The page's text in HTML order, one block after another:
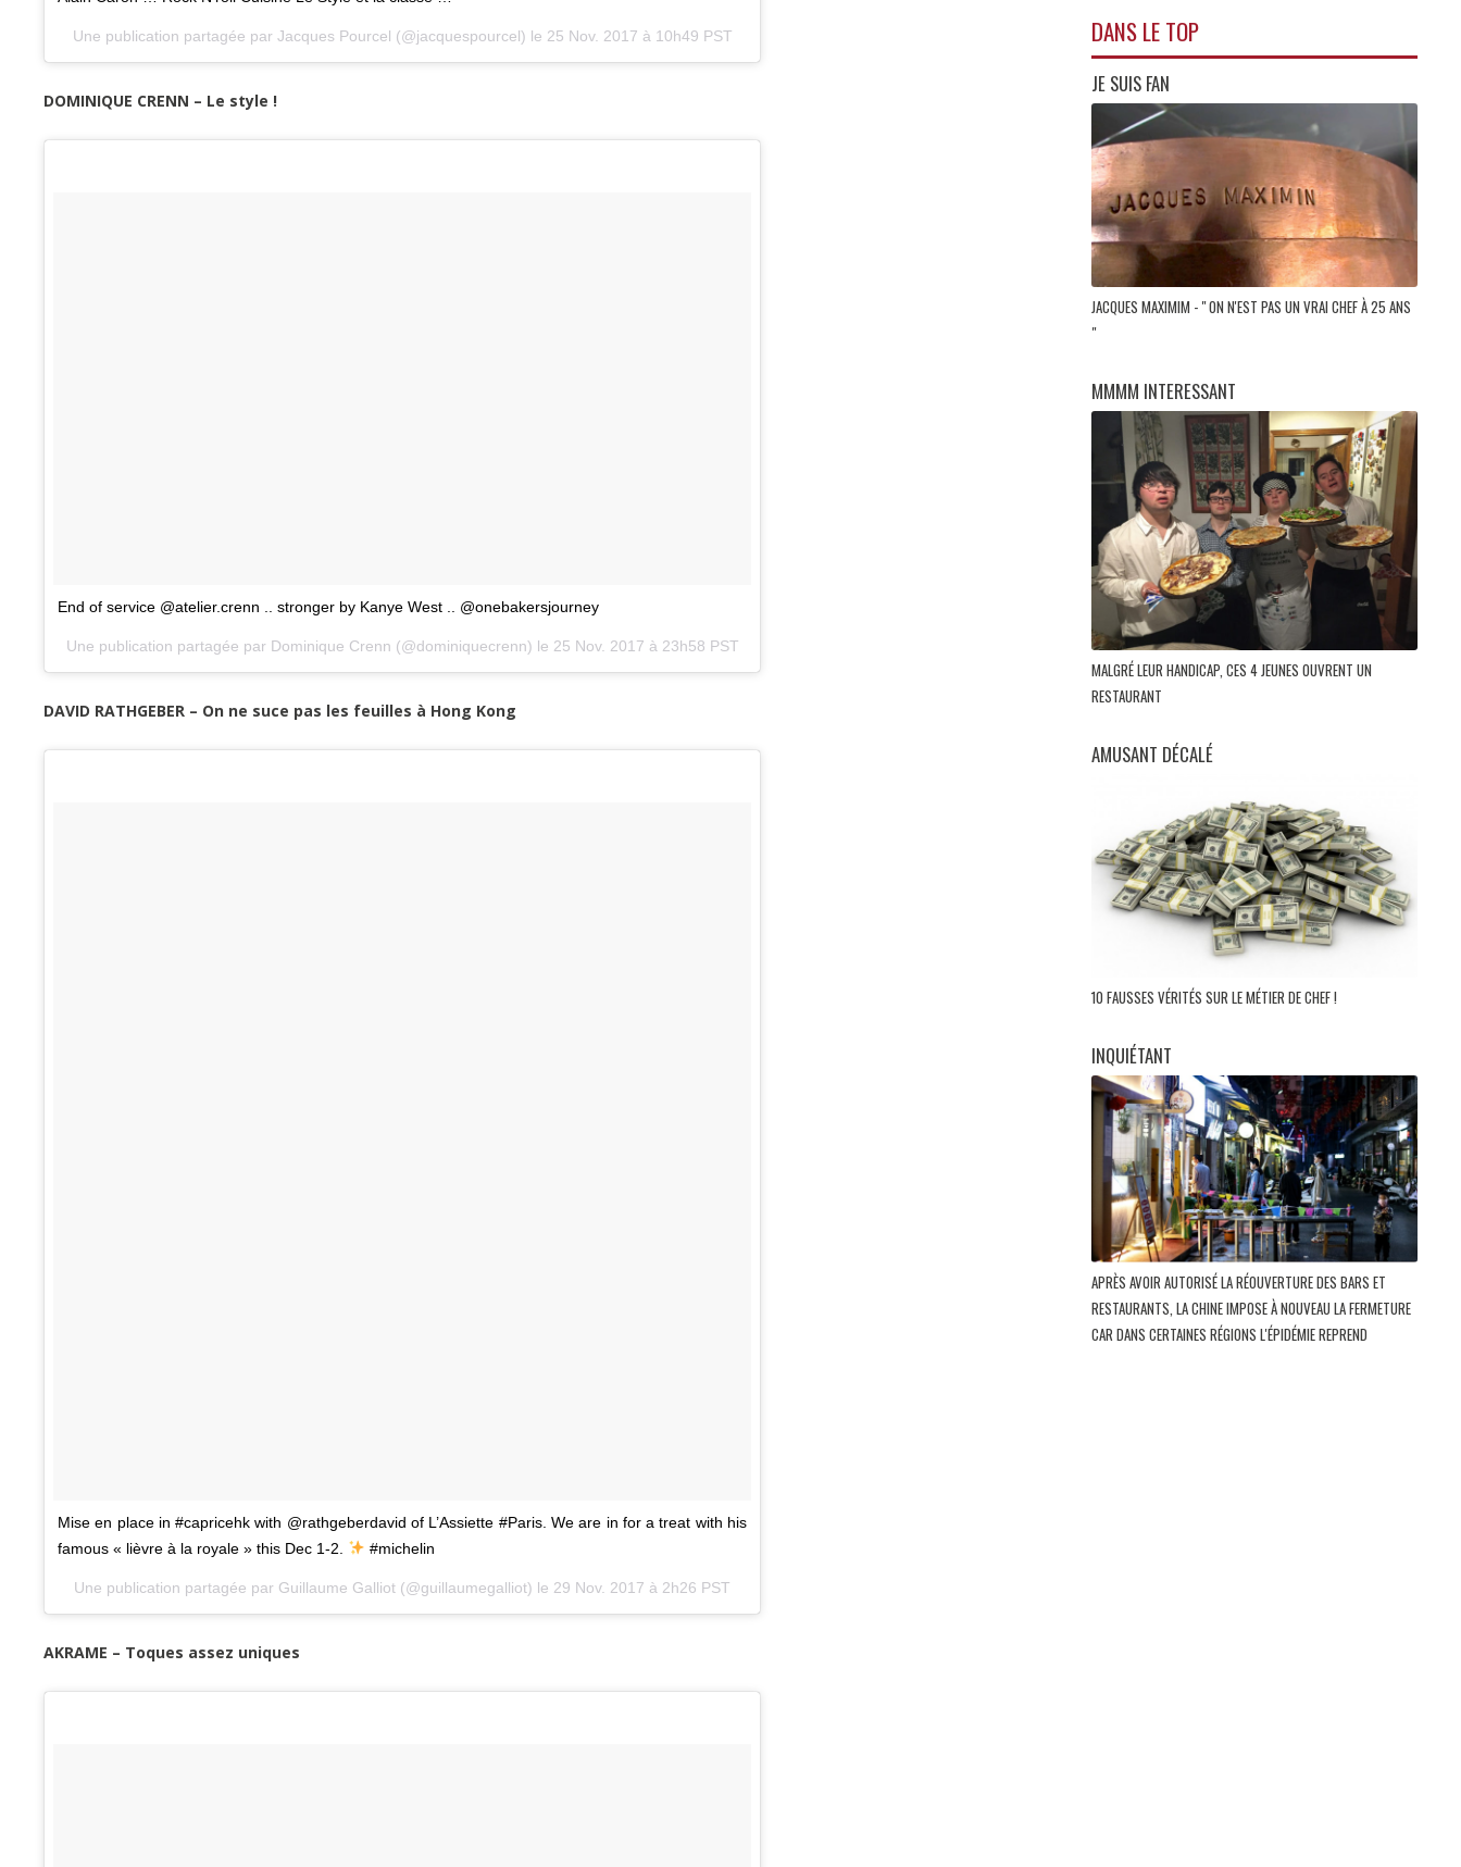
Une publication partagée par Jacques Pourcel (@jacquespourcel) le 25 Nov. 2017 à 10h49 PST
DOMINIQUE CRENN – Le style !
End of service @atelier.crenn .. stronger by Kanye West .. @onebakersjourney
Une publication partagée par Dominique Crenn (@dominiquecrenn) le 25 Nov. 2017 à 23h58 PST
DAVID RATHGEBER – On ne suce pas les feuilles à Hong Kong
Mise en place in #capricehk with @rathgeberdavid of L’Assiette #Paris. We are in for a treat with his
famous « lièvre à la royale » this Dec 1-2.
#michelin
Une publication partagée par Guillaume Galliot (@guillaumegalliot) le 29 Nov. 2017 à 2h26 PST
AKRAME – Toques assez uniques
DANS LE TOP
JE SUIS FAN
JACQUES MAXIMIM - " ON N'EST PAS UN VRAI CHEF À 25 ANS
"
MMMM INTERESSANT
MALGRÉ LEUR HANDICAP, CES 4 JEUNES OUVRENT UN
RESTAURANT
AMUSANT DÉCALÉ
10 FAUSSES VÉRITÉS SUR LE MÉTIER DE CHEF !
INQUIÉTANT
APRÈS AVOIR AUTORISÉ LA RÉOUVERTURE DES BARS ET
RESTAURANTS, LA CHINE IMPOSE À NOUVEAU LA FERMETURE
CAR DANS CERTAINES RÉGIONS L'ÉPIDÉMIE REPREND